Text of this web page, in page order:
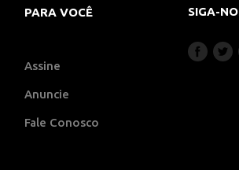
PARA VOCÊ
Assine
Anuncie
Fale Conosco
SIGA-